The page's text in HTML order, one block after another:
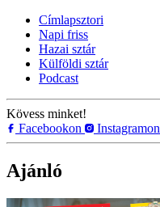
Címlapsztori
Napi friss
Hazai sztár
Külföldi sztár
Podcast
Kövess minket!
Facebookon
Instagramon
Ajánló